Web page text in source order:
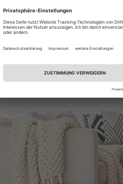
wählen Sie einen unserer